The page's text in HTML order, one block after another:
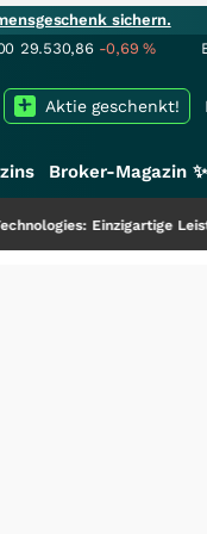
sichern.
29.530,86 -0,69%
Aktie geschenkt!
Broker-Magazin ✨
Einzigartige Leistung